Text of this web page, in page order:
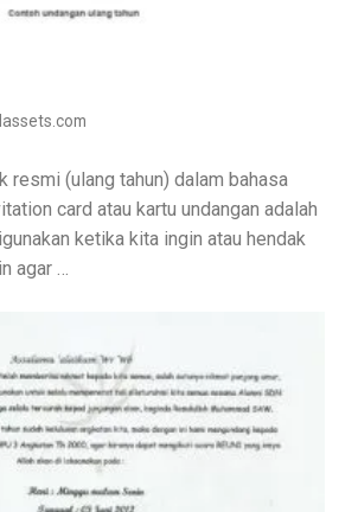
resmi (ulang tahun) dalam bahasa
card atau kartu undangan adalah
ketika kita ingin atau hendak
agar …